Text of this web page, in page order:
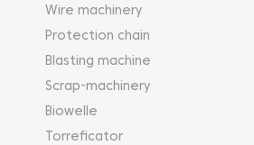
Wire machinery
Protection chain
Blasting machine
Scrap-machinery
Biowelle
Torreficator